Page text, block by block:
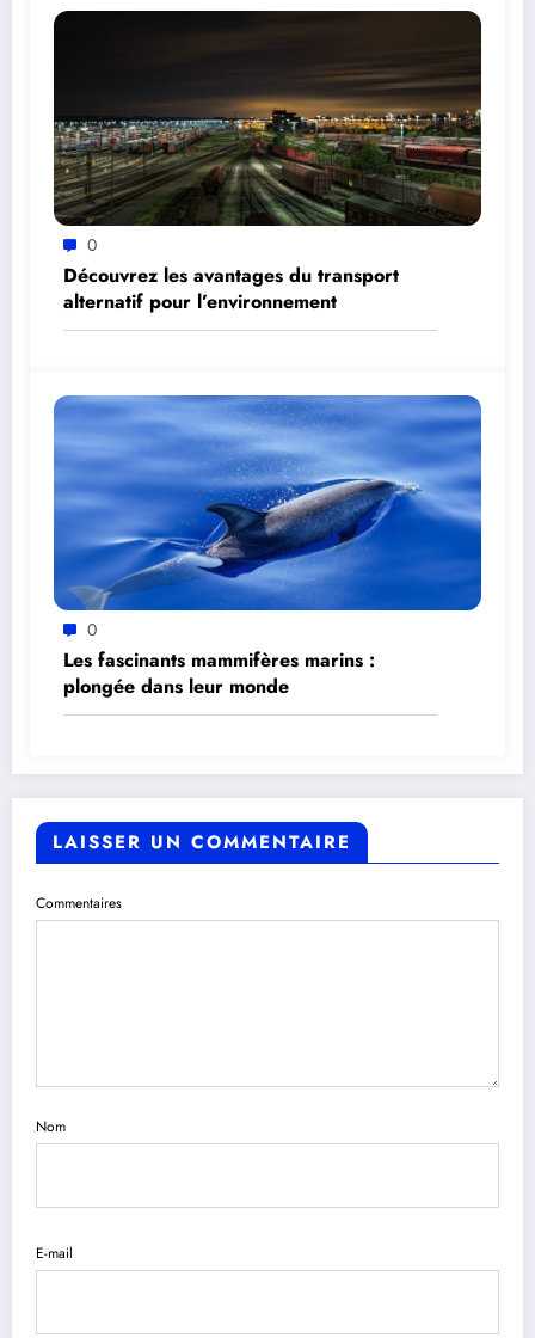
0
Découvrez les avantages du transport
alternatif pour l’environnement
0
Les fascinants mammifères marins :
plongée dans leur monde
LAISSER UN COMMENTAIRE
Commentaires
Nom
E-mail